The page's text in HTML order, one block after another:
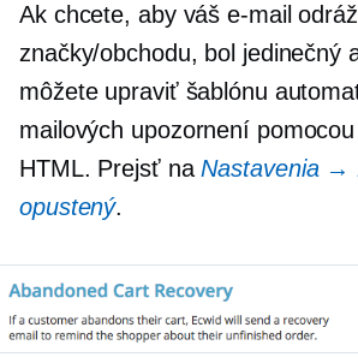
Ak chcete, aby váš e-mail
značky/obchodu, bol jedinečný
môžete upraviť šablónu
mailových upozornení
HTML. Prejsť naNastavenia
opustený.